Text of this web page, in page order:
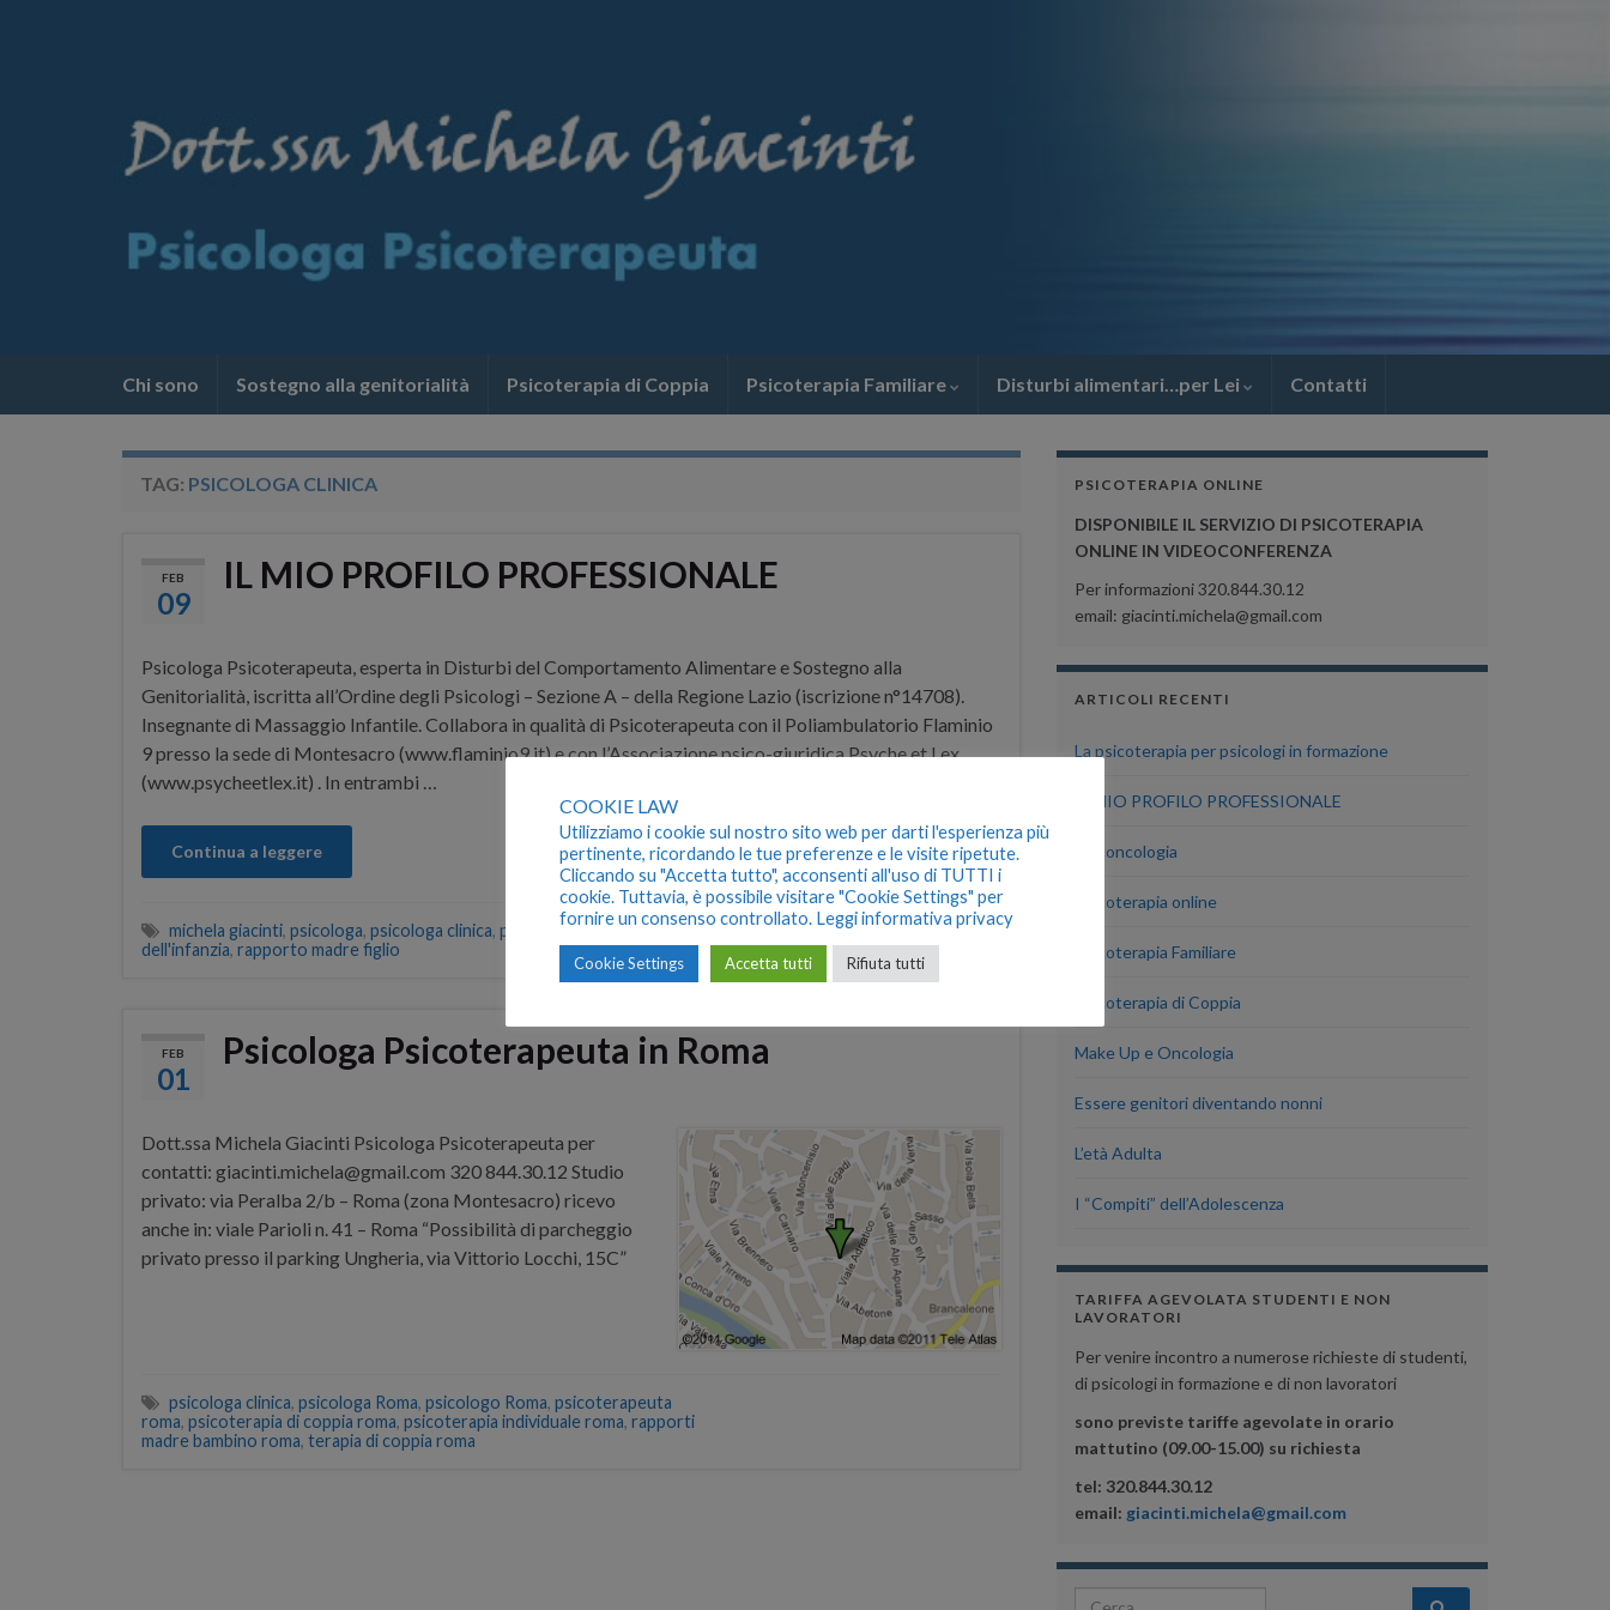
Chi sono Sostegno alla genitorialità Psicoterapia di Coppia Psicoterapia Familiare Disturbi alimentari…per Lei Contatti
TAG: PSICOLOGA CLINICA
FEB
09
IL MIO PROFILO PROFESSIONALE
Psicologa Psicoterapeuta, esperta in Disturbi del Comportamento Alimentare e Sostegno alla
Genitorialità, iscritta all’Ordine degli Psicologi – Sezione A – della Regione Lazio (iscrizione n°14708).
Insegnante di Massaggio Infantile. Collabora in qualità di Psicoterapeuta con il Poliambulatorio Flaminio
9 presso la sede di Montesacro (www.flaminio9.it) e con l’Associazione psico-giuridica Psyche et Lex
(www.psycheetlex.it) . In entrambi …
Continua a leggere
michela giacinti, psicologa, psicologa clinica, psicologia, psicopatologia
dell'infanzia, rapporto madre figlio
FEB
01
Psicologa Psicoterapeuta in Roma
Dott.ssa Michela Giacinti Psicologa Psicoterapeuta per
contatti: giacinti.michela@gmail.com 320 844.30.12 Studio
privato: via Peralba 2/b – Roma (zona Montesacro) ricevo
anche in: viale Parioli n. 41 – Roma “Possibilità di parcheggio
privato presso il parking Ungheria, via Vittorio Locchi, 15C”
psicologa clinica, psicologa Roma, psicologo Roma, psicoterapeuta
roma, psicoterapia di coppia roma, psicoterapia individuale roma, rapporti
madre bambino roma, terapia di coppia roma
PSICOTERAPIA ONLINE
DISPONIBILE IL SERVIZIO DI PSICOTERAPIA
ONLINE IN VIDEOCONFERENZA
Per informazioni 320.844.30.12
email: giacinti.michela@gmail.com
ARTICOLI RECENTI
La psicoterapia per psicologi in formazione
IL MIO PROFILO PROFESSIONALE
Psiconcologia
Psicoterapia online
Psicoterapia Familiare
Psicoterapia di Coppia
Make Up e Oncologia
Essere genitori diventando nonni
L’età Adulta
I “Compiti” dell’Adolescenza
TARIFFA AGEVOLATA STUDENTI E NON
LAVORATORI
Per venire incontro a numerose richieste di studenti,
di psicologi in formazione e di non lavoratori
sono previste tariffe agevolate in orario
mattutino (09.00-15.00) su richiesta
tel: 320.844.30.12
email: giacinti.michela@gmail.com
Search for:
COOKIE LAW
Utilizziamo i cookie sul nostro sito web per darti l'esperienza più
pertinente, ricordando le tue preferenze e le visite ripetute.
Cliccando su "Accetta tutto", acconsenti all'uso di TUTTI i
cookie. Tuttavia, è possibile visitare "Cookie Settings" per
fornire un consenso controllato. Leggi informativa privacy
Cookie Settings Accetta tutti Rifiuta tutti